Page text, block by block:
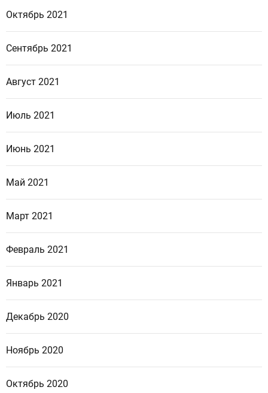
Октябрь 2021
Сентябрь 2021
Август 2021
Июль 2021
Июнь 2021
Май 2021
Март 2021
Февраль 2021
Январь 2021
Декабрь 2020
Ноябрь 2020
Октябрь 2020